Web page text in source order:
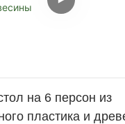
на 6 персон из
пластика и